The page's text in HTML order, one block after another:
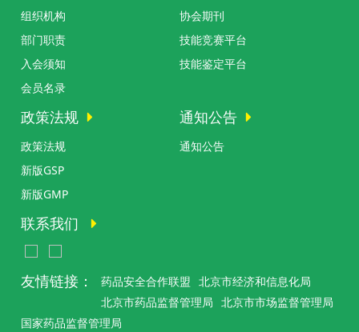
组织机构
部门职责
入会须知
会员名录
协会期刊
技能竞赛平台
技能鉴定平台
政策法规
政策法规
新版GSP
新版GMP
通知公告
通知公告
联系我们
友情链接： 药品安全合作联盟 北京市经济和信息化局
北京市药品监督管理局 北京市市场监督管理局
国家药品监督管理局